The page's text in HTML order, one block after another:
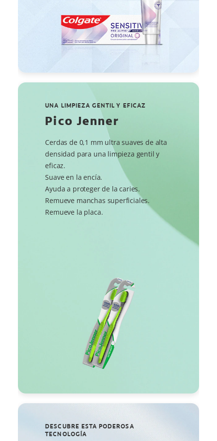
UNA LIMPIEZA GENTIL Y EFICAZ
Pico Jenner
Cerdas de 0,1 mm ultra suaves de alta
densidad para una limpieza gentil y
eficaz.
Suave en la encía.
Ayuda a proteger de la caries.
Remueve manchas superficiales.
Remueve la placa.
DESCUBRE ESTA PODEROSA
TECNOLOGÍA